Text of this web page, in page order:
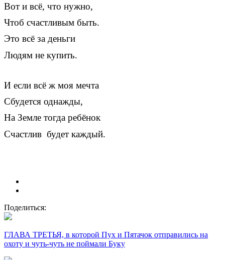
Вот и всё, что нужно,
Чтоб счастливым быть.
Это всё за деньги
Людям не купить.
И если всё ж моя мечта
Сбудется однажды,
На Земле тогда ребёнок
Счастлив будет каждый.
Поделиться:
ГЛАВА ТРЕТЬЯ, в которой Пух и Пятачок отправились на
охоту и чуть-чуть не поймали Буку